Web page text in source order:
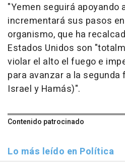
"Yemen seguirá apoyando
incrementará sus pasos
organismo, que ha
Estados Unidos son
violar el alto el fuego e
para avanzar a la
Israel y Hamás)".
Contenido patrocinado
Lo más leído en Política